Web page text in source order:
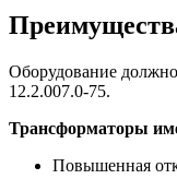
Оборудование
12.2.007.0-75.
Трансформаторы
Повышенная